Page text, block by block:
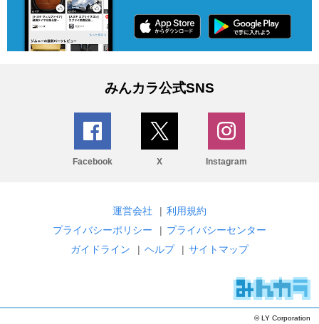
みんカラ公式SNS
Facebook X Instagram
運営会社 | 利用規約
プライバシーポリシー
| プライバシーセンター
ガイドライン
| ヘルプ | サイトマップ
© LY Corporation